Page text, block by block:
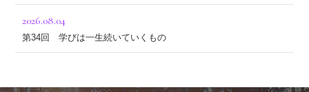
2026.08.04
第34回 学びは一生続いていくもの